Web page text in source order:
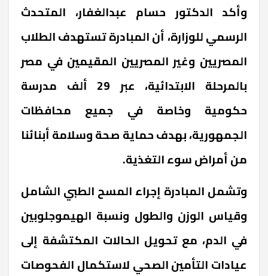
وأكد الدكتور حسام عبدالغفار، المتحدث
الرسمي للوزارة، أن المبادرة تستهدف الطلاب
المصريين وغير المصريين المقيمين في مصر
بالمرحلة الابتدائية، عبر 29 ألف مدرسة
حكومية وخاصة في جميع محافظات
الجمهورية، بهدف حماية صحة وسلامة أبنائنا
من أمراض سوء التغذية.
وتشمل المبادرة إجراء المسح الطبي الشامل
وقياس الوزن والطول ونسبة الهيموجلوبين
في الدم، مع تحويل الحالات المكتشفة إلى
عيادات التأمين الصحي لاستكمال الفحوصات